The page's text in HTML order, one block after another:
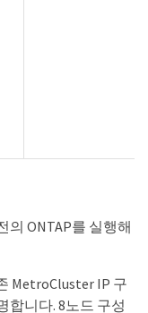
의 ONTAP를 실행해
MetroCluster IP 구
합니다. 8노드 구성